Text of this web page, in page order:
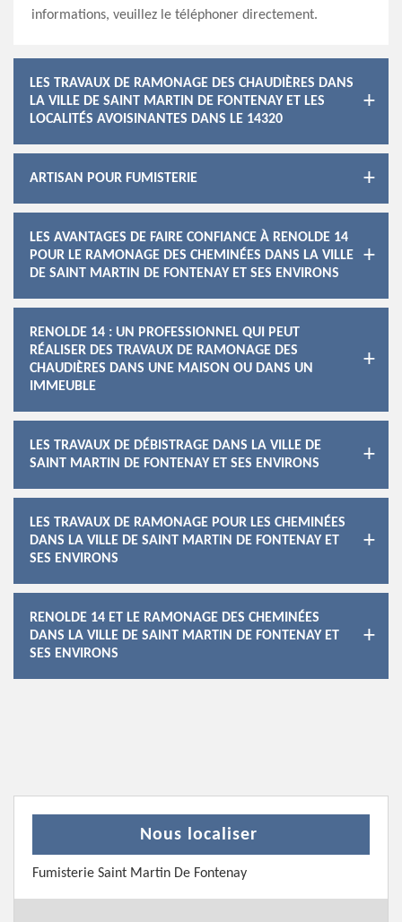
informations, veuillez le téléphoner directement.
LES TRAVAUX DE RAMONAGE DES CHAUDIÈRES DANS
LA VILLE DE SAINT MARTIN DE FONTENAY ET LES
LOCALITÉS AVOISINANTES DANS LE 14320
ARTISAN POUR FUMISTERIE
LES AVANTAGES DE FAIRE CONFIANCE À RENOLDE 14
POUR LE RAMONAGE DES CHEMINÉES DANS LA VILLE
DE SAINT MARTIN DE FONTENAY ET SES ENVIRONS
RENOLDE 14 : UN PROFESSIONNEL QUI PEUT
RÉALISER DES TRAVAUX DE RAMONAGE DES
CHAUDIÈRES DANS UNE MAISON OU DANS UN
IMMEUBLE
LES TRAVAUX DE DÉBISTRAGE DANS LA VILLE DE
SAINT MARTIN DE FONTENAY ET SES ENVIRONS
LES TRAVAUX DE RAMONAGE POUR LES CHEMINÉES
DANS LA VILLE DE SAINT MARTIN DE FONTENAY ET
SES ENVIRONS
RENOLDE 14 ET LE RAMONAGE DES CHEMINÉES
DANS LA VILLE DE SAINT MARTIN DE FONTENAY ET
SES ENVIRONS
Nous localiser
Fumisterie Saint Martin De Fontenay